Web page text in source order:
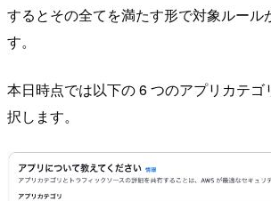
するとその全てを満たす形で対象ルール
す。
本日時点では以下の 6 つのアプリカテゴ
択します。